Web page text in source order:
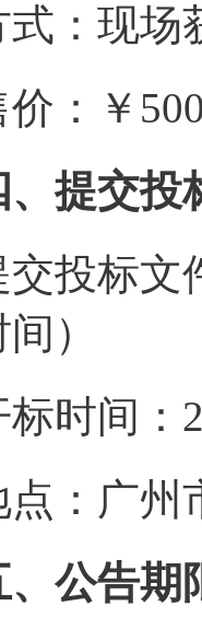
式：现场
价：￥
、提交投
交投标文
）
标时间：
点：广州
、公告期